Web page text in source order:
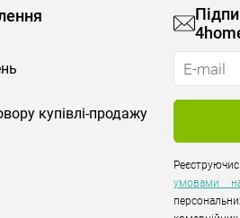
купівлі-продажу
умовами